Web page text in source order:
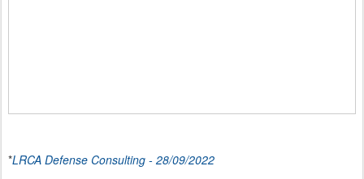
*LRCA Defense Consulting - 28/09/2022